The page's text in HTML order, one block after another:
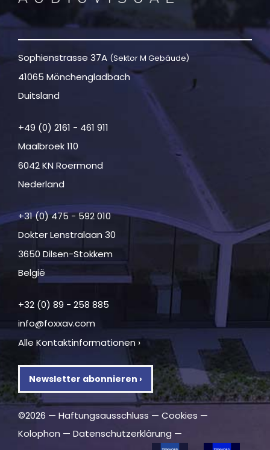
Sophienstrasse 37A (Sektor M Gebäude)
41065 Mönchengladbach
Duitsland
+49 (0) 2161 - 461 911
Maalbroek 110
6042 KN Roermond
Nederland
+31 (0) 475 - 592 010
Dokter Lenstralaan 30
3650 Dilsen-Stokkem
België
+32 (0) 89 - 258 885
info@foxxav.com
Alle Kontaktinformationen ›
Newsletter abonnieren ›
©2026 — Haftungsausschluss — Cookies —
Kolophon — Datenschutzerklärung —